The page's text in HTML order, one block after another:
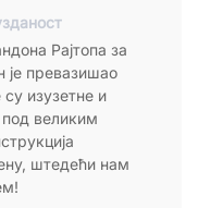
Рајтопа за
је превазишао
изузетне и
под великим
штедећи нам